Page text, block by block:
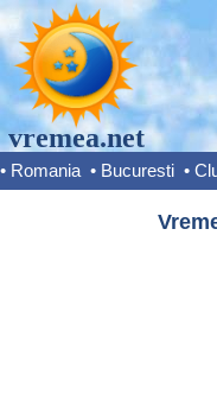
vremea.net
• Romania • Bucuresti •